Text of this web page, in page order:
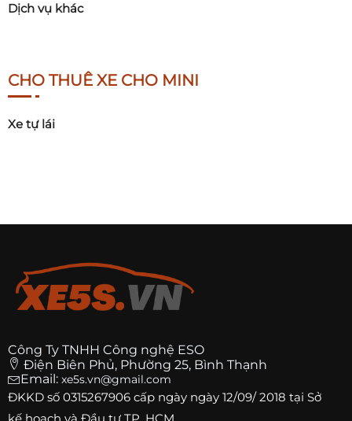
Dịch vụ khác
CHO THUÊ XE CHO MINI
Xe tự lái
Công Ty TNHH Công nghệ ESO
Điện Biên Phủ, Phường 25, Bình Thạnh
Email: xe5s.vn@gmail.com
ĐKKD số 0315267906 cấp ngày ngày 12/09/ 2018 tại Sở